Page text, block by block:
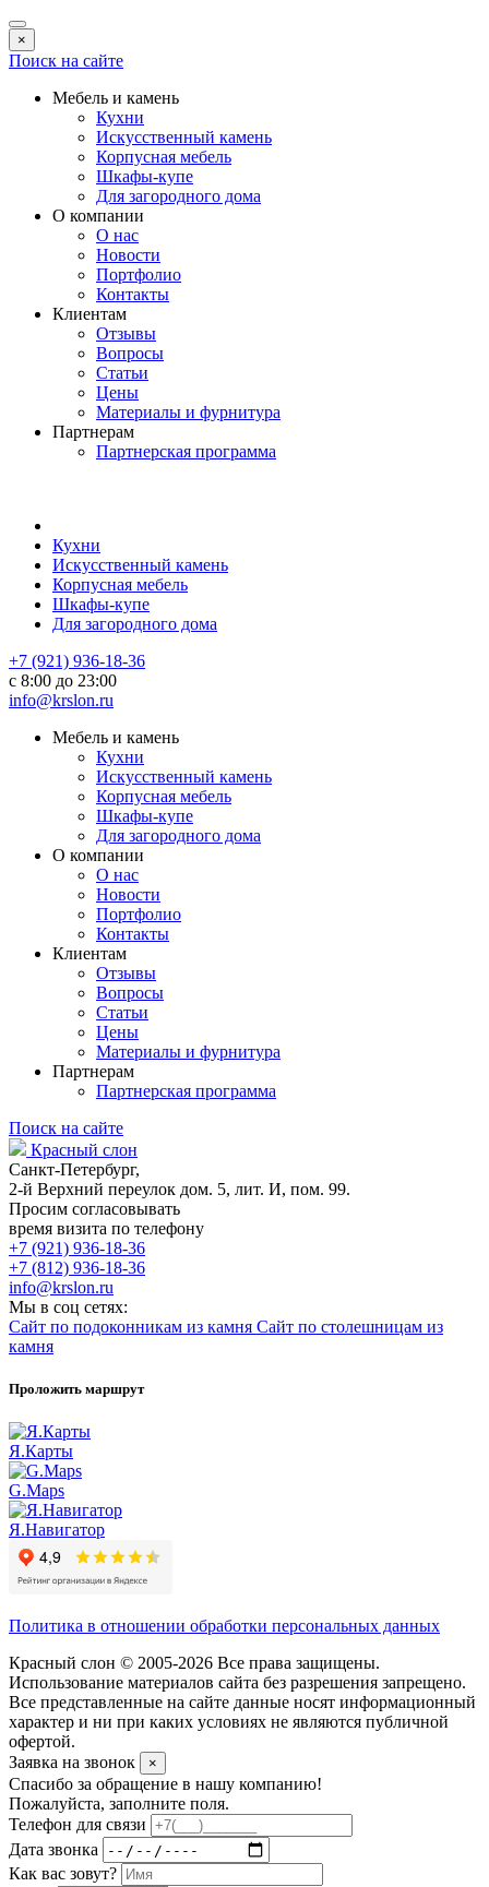
×
Поиск на сайте
Мебель и камень
Кухни
Искусственный камень
Корпусная мебель
Шкафы-купе
Для загородного дома
О компании
О нас
Новости
Портфолио
Контакты
Клиентам
Отзывы
Вопросы
Статьи
Цены
Материалы и фурнитура
Партнерам
Партнерская программа
Кухни
Искусственный камень
Корпусная мебель
Шкафы-купе
Для загородного дома
+7 (921) 936-18-36
с 8:00 до 23:00
info@krslon.ru
Мебель и камень
Кухни
Искусственный камень
Корпусная мебель
Шкафы-купе
Для загородного дома
О компании
О нас
Новости
Портфолио
Контакты
Клиентам
Отзывы
Вопросы
Статьи
Цены
Материалы и фурнитура
Партнерам
Партнерская программа
Поиск на сайте
Красный слон
Санкт-Петербург,
2-й Верхний переулок дом. 5, лит. И, пом. 99.
Просим согласовывать
время визита по телефону
+7 (921) 936-18-36
+7 (812) 936-18-36
info@krslon.ru
Мы в соц сетях:
Сайт по подоконникам из камня Сайт по столешницам из
камня
Проложить маршрут
Я.Карты
G.Maps
Я.Навигатор
Политика в отношении обработки персональных данных
Красный слон © 2005-2026 Все права защищены.
Использование материалов сайта без разрешения запрещено.
Все представленные на сайте данные носят информационный
характер и ни при каких условиях не являются публичной
офертой.
Заявка на звонок
×
Спасибо за обращение в нашу компанию!
Пожалуйста, заполните поля.
Телефон для связи
Дата звонка
Как вас зовут?